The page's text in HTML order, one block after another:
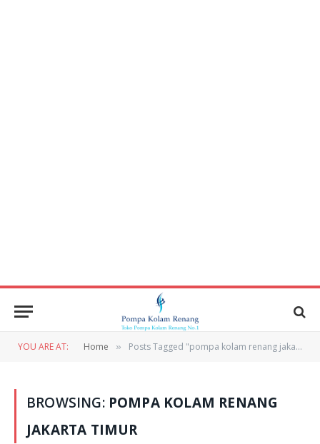
YOU ARE AT: Home » Posts Tagged "pompa kolam renang jakarta timur"
BROWSING: POMPA KOLAM RENANG
JAKARTA TIMUR